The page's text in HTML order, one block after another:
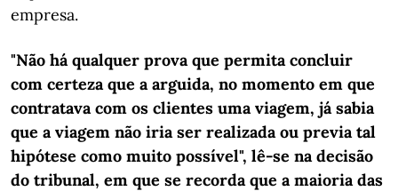
empresa.
"Não há qualquer prova que permita concluir
com certeza que a arguida, no momento em que
contratava com os clientes uma viagem, já sabia
que a viagem não iria ser realizada ou previa tal
hipótese como muito possível", lê-se na decisão
do tribunal, em que se recorda que a maioria das